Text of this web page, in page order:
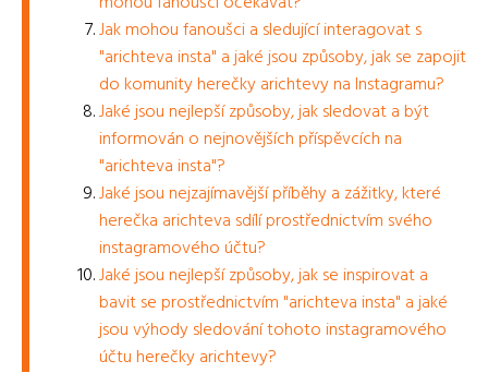
Jak mohou fanoušci a sledující interagovat s
"arichteva insta" a jaké jsou způsoby, jak se zapojit
do komunity herečky arichtevy na Instagramu?
Jaké jsou nejlepší způsoby, jak sledovat a být
informován o nejnovějších příspěvcích na
"arichteva insta"?
Jaké jsou nejzajímavější příběhy a zážitky, které
herečka arichteva sdílí prostřednictvím svého
instagramového účtu?
Jaké jsou nejlepší způsoby, jak se inspirovat a
bavit se prostřednictvím "arichteva insta" a jaké
jsou výhody sledování tohoto instagramového
účtu herečky arichtevy?